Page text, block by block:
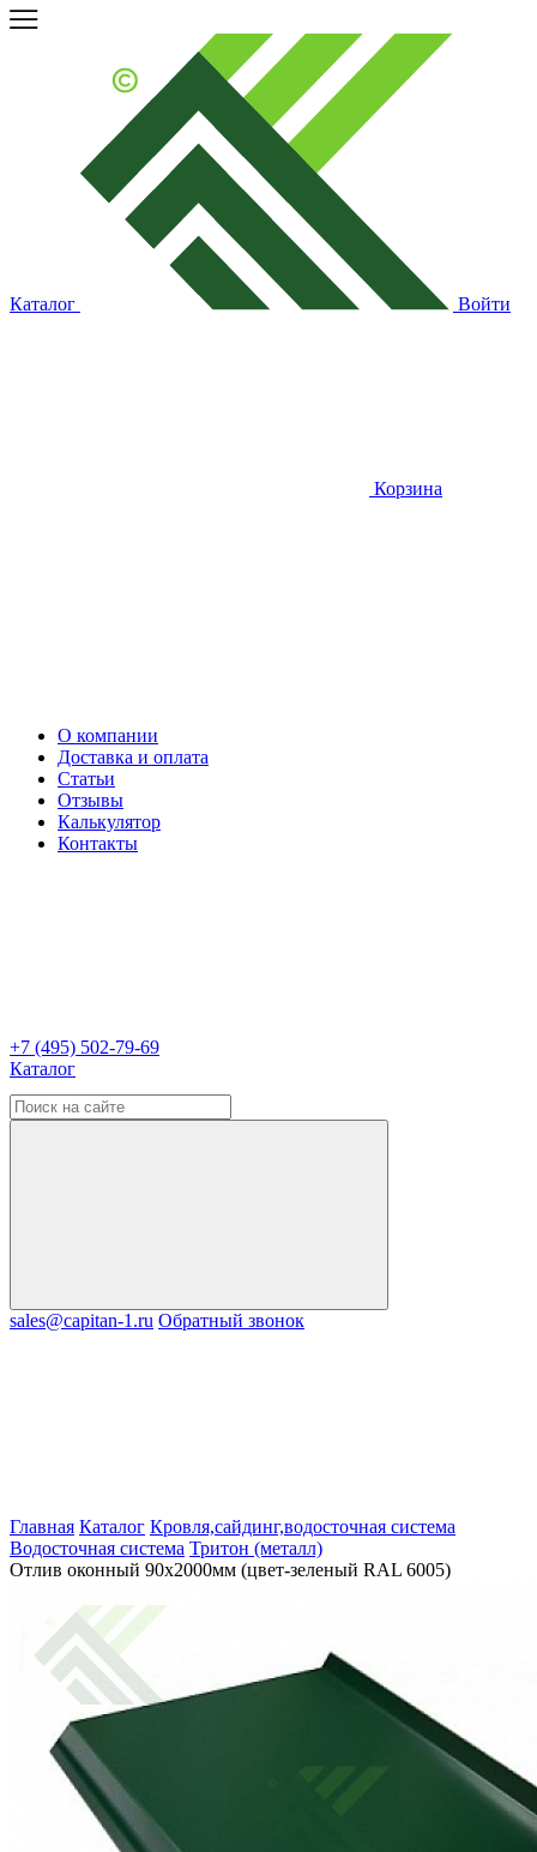
Каталог Войти
Корзина
О компании
Доставка и оплата
Статьи
Отзывы
Калькулятор
Контакты
+7 (495) 502-79-69
Каталог
sales@capitan-1.ru Обратный звонок
Главная Каталог Кровля,сайдинг,водосточная система
Водосточная система Тритон (металл)
Отлив оконный 90х2000мм (цвет-зеленый RAL 6005)